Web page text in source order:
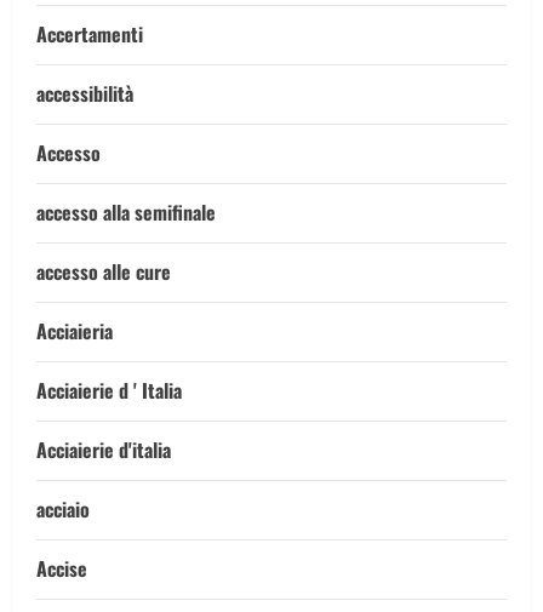
Accertamenti
accessibilità
Accesso
accesso alla semifinale
accesso alle cure
Acciaieria
Acciaierie d ' Italia
Acciaierie d'italia
acciaio
Accise